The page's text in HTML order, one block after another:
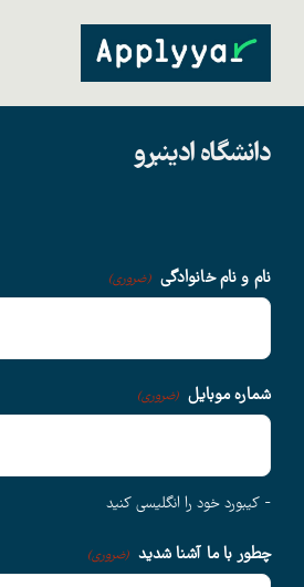
Skip
درباره ما
دانشگاه ادینبرو
نام و نام خانوادگی (ضروری)
شماره موبایل (ضروری)
- کیبورد خود را انگلیسی کنید
چطور با ما آشنا شدید (ضروری)